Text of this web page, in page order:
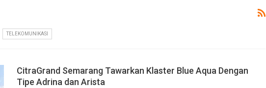
TELEKOMUNIKASI
CitraGrand Semarang Tawarkan Klaster Blue Aqua Dengan
Tipe Adrina dan Arista